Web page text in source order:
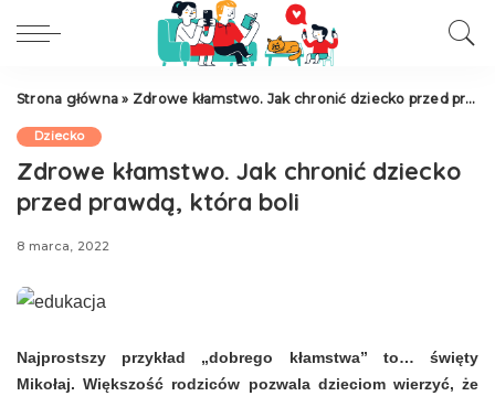
Strona główna » Zdrowe kłamstwo. Jak chronić dziecko przed prawdą, która boli
Dziecko
Zdrowe kłamstwo. Jak chronić dziecko
przed prawdą, która boli
8 marca, 2022
Najprostszy przykład „dobrego kłamstwa” to… święty
Mikołaj. Większość rodziców pozwala dzieciom wierzyć, że